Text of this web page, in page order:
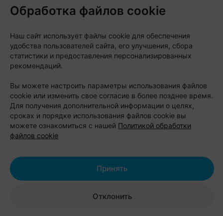
фото, нейросетевых картинок и чрезмерной
неотретушированной реальности со своим
индустриальным характером.
Обработка файлов cookie
Наш сайт использует файлы cookie для обеспечения
удобства пользователей сайта, его улучшения, сбора
статистики и предоставления персонализированных
рекомендаций.
Вы можете настроить параметры использования файлов
cookie или изменить свое согласие в более позднее время.
Для получения дополнительной информации о целях,
сроках и порядке использования файлов cookie вы
можете ознакомиться с нашей Политикой обработки
файлов cookie
Отклонить
Принять